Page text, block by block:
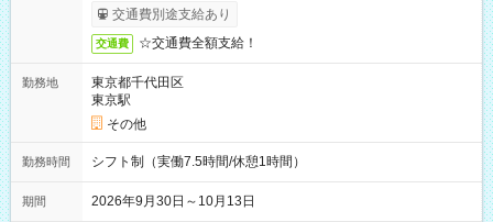
いたします。
交通費別途支給あり
交通費 ☆交通費全額支給！
勤務地
東京都千代田区
東京駅
その他
勤務時間 シフト制（実働7.5時間/休憩1時間）
期間 2026年9月30日～10月13日